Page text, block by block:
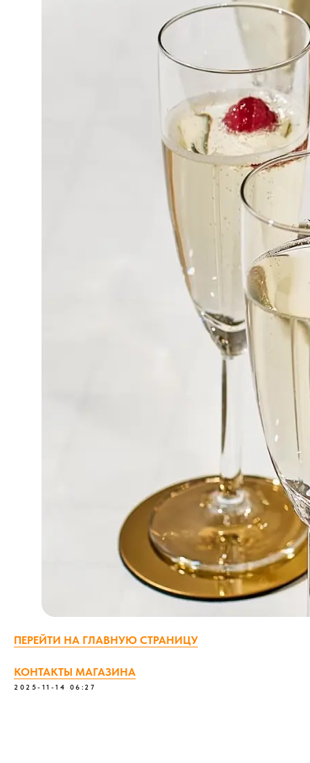
ПЕРЕЙТИ НА ГЛАВНУЮ СТРАНИЦУ
КОНТАКТЫ МАГАЗИНА
2025-11-14 06:27